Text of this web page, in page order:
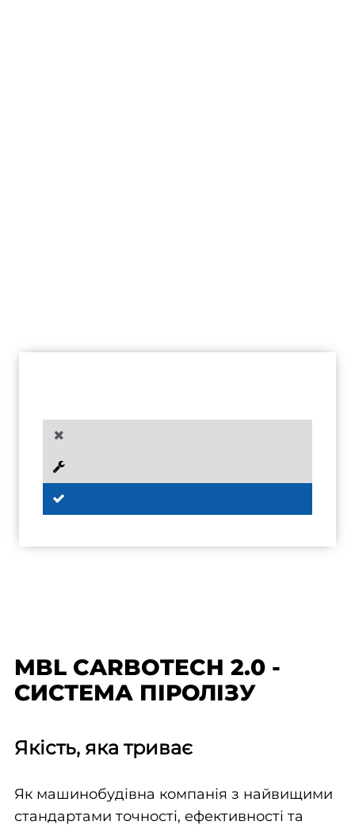
MBL CARBOTECH 2.0 -
СИСТЕМА ПІРОЛІЗУ
Якість, яка триває
Як машинобудівна компанія з найвищими
стандартами точності, ефективності та